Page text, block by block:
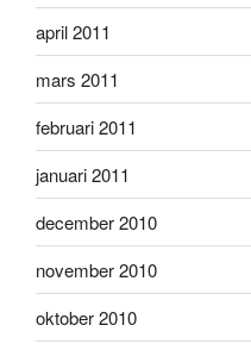
april 2011
mars 2011
februari 2011
januari 2011
december 2010
november 2010
oktober 2010